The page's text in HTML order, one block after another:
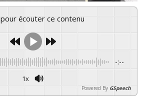
pour écouter ce contenu
-:--
1x
Powered By GSpeech